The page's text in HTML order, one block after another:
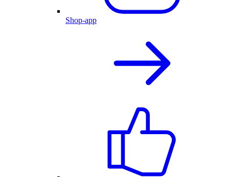
Shop-app